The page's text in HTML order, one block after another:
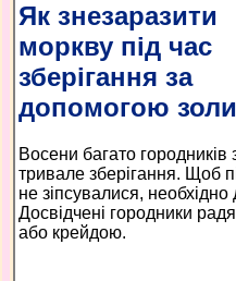
Як знезаразити
моркву під час
зберігання за
допомогою
Восени багато
тривале зберігання. Щоб
не зіпсувалися,
Досвідчені городники
або крейдою.